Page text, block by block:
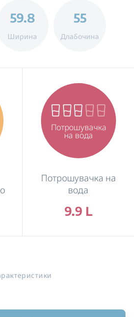
59.8
Ширина
55
Длабочина
Потрошувачка
на вода
Потрошувачка на
вода
9.9 L